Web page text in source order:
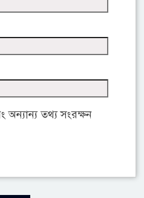
তথ্য সংরক্ষন